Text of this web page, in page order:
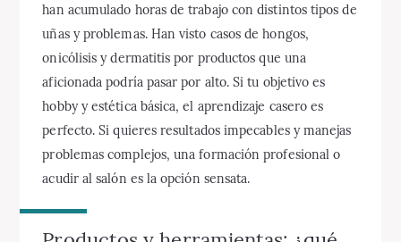
han acumulado horas de trabajo con distintos tipos de
uñas y problemas. Han visto casos de hongos,
onicólisis y dermatitis por productos que una
aficionada podría pasar por alto. Si tu objetivo es
hobby y estética básica, el aprendizaje casero es
perfecto. Si quieres resultados impecables y manejas
problemas complejos, una formación profesional o
acudir al salón es la opción sensata.